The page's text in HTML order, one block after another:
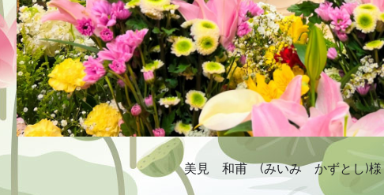
美見 和甫 (みいみ かずとし)様